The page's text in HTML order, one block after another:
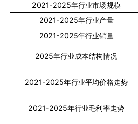
2021-2025年行业市场规模
2021-2025年行业产量
2021-2025年行业销量
2025年行业成本结构情况
2021-2025年行业平均价格走势
2021-2025年行业毛利率走势